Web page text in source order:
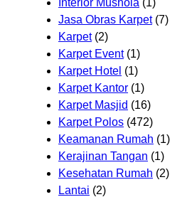
Jasa Obras Karpet(7)
Karpet(2)
Karpet Event(1)
Karpet Hotel (1)
Karpet Kantor (1)
Karpet Masjid (16)
Karpet Polos (472)
Keamanan Rumah (1)
Kerajinan Tangan (1)
Kesehatan Rumah (2)
Lantai (2)